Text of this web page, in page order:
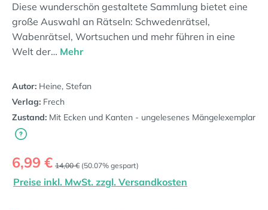
Diese wunderschön gestaltete Sammlung bietet eine
große Auswahl an Rätseln: Schwedenrätsel,
Wabenrätsel, Wortsuchen und mehr führen in eine
Welt der… Mehr
Autor: Heine, Stefan
Verlag: Frech
Zustand: Mit Ecken und Kanten - ungelesenes Mängelexemplar
Verkaufspreis:
6,99 € Regulärer Preis:
14,00 € (50.07% gespart)
Preise inkl. MwSt. zzgl. Versandkosten